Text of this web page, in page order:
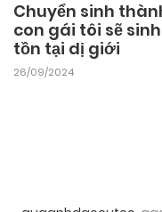
Chuyển sinh
con gái tôi sẽ sinh
tồn tại dị giới
26/09/2024